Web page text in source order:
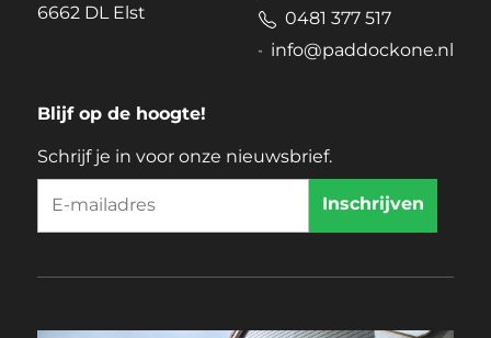
6662 DL Elst
0481 377 517
info@paddockone.nl
Blijf op de hoogte!
Schrijf je in voor onze nieuwsbrief.